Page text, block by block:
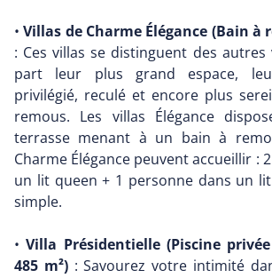
•Villas de Charme Élégance (Bain à
: Ces villas se distinguent des
part leur plus grand espace,
privilégié, reculé et encore plus
remous. Les villas Élégance
terrasse menant à un bain à
Charme Élégance peuvent accueillir :
un lit queen + 1 personne dans un
simple.
•Villa Présidentielle (Piscine
485 m²) : Savourez votre intimité